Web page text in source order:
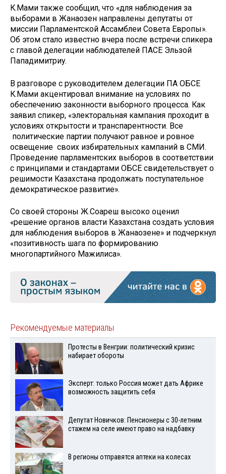
К.Мами также сообщил, что «для наблюдения за
выборами в Жанаозен направлены депутаты от
миссии Парламентской Ассамблеи Совета Европы».
Об этом стало известно вчера после встречи спикера
с главой делегации наблюдателей ПАСЕ Эльзой
Пападимитриу.
В разговоре с руководителем делегации ПА ОБСЕ
К.Мами акцентировал внимание на условиях по
обеспечению законности выборного процесса. Как
заявил спикер, «электоральная кампания проходит в
условиях открытости и транспарентности. Все
политические партии получают равное и ровное
освещение своих избирательных кампаний в СМИ.
Проведение парламентских выборов в соответствии
с принципами и стандартами ОБСЕ свидетельствует о
решимости Казахстана продолжать поступательное
демократическое развитие».
Со своей стороны Ж.Соареш высоко оценил
«решение органов власти Казахстана создать условия
для наблюдения выборов в Жанаозене» и подчеркнул
«позитивность шага по формированию
многопартийного Мажилиса».
Рекомендуемые материалы
Протесты в Венгрии: политический кризис
набирает обороты
Эксперт: только Россия может дать Африке
возможность защитить себя
Депутат Новичков: Пенсионеры с 30-летним
стажем на селе имеют право на надбавку
В регионы отправятся аптеки на колесах